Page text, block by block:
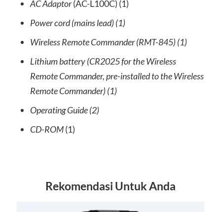
AC Adaptor(AC-L100C) (1)
Power cord (mains lead) (1)
Wireless Remote Commander (RMT-845) (1)
Lithium battery (CR2025 for the Wireless
Remote Commander, pre-installed to the Wireless
Remote Commander) (1)
Operating Guide (2)
CD-ROM(1)
Rekomendasi Untuk Anda